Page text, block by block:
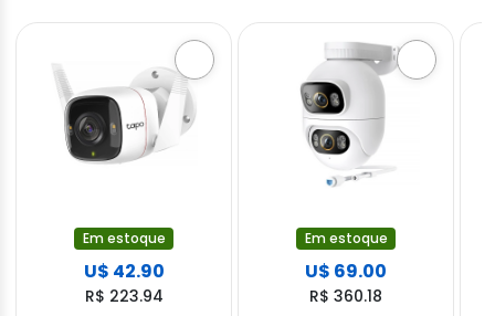
Em estoque
U$ 42.90
R$ 223.94
Em estoque
U$ 69.00
R$ 360.18